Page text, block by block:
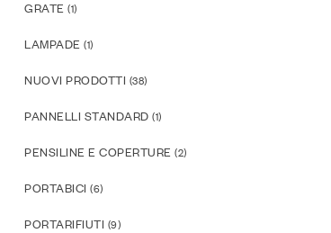
GRATE (1)
LAMPADE (1)
NUOVI PRODOTTI (38)
PANNELLI STANDARD (1)
PENSILINE E COPERTURE (2)
PORTABICI (6)
PORTARIFIUTI (9)